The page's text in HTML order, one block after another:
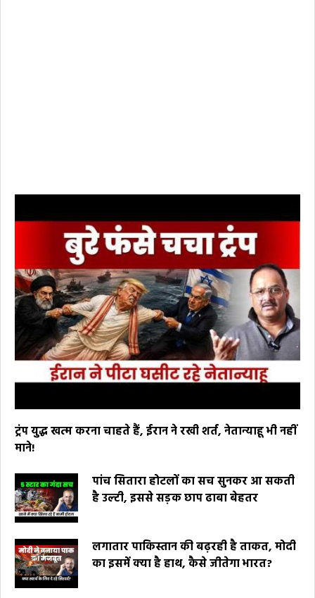
ट्रंप युद्ध खत्म करना चाहते हैं, ईरान ने रखी शर्त, नेतान्याहू भी नहीं
माने!
पांच सितारा होटलों का सच सुनकर आ सकती
है उल्टी, इससे सड़क छाप ढाबा बेहतर
लगातार पाकिस्तान की बढ़रही है ताकत, मोदी
का इसमें क्या है हाथ, कैसे जीतेगा भारत?